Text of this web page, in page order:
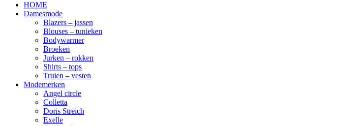
HOME
Damesmode
Blazers – jassen
Blouses – tunieken
Bodywarmer
Broeken
Jurken – rokken
Shirts – tops
Truien – vesten
Modemerken
Angel circle
Colletta
Doris Streich
Exelle